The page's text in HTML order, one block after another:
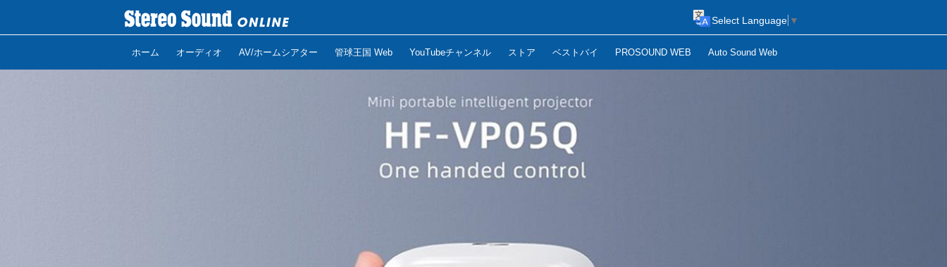
ホーム オーディオ AV/ホームシアター 管球王国 Web YouTubeチャンネル ストア ベストバイ PROSOUND WEB Auto Sound Web
Select Language ▼